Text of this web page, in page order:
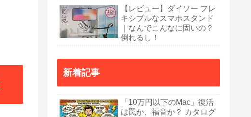
【レビュー】ダイソー フレ
キシブルなスマホスタンド
｜なんでこんなに固いの？
倒れるし！
新着記事
「10万円以下のMac」復活
は罠か、福音か？ カタログ